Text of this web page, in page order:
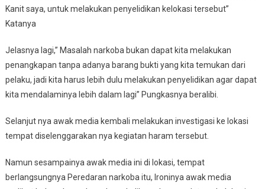
Kanit saya, untuk melakukan penyelidikan kelokasi tersebut”
Katanya
Jelasnya lagi,” Masalah narkoba bukan dapat kita melakukan
penangkapan tanpa adanya barang bukti yang kita temukan dari
pelaku, jadi kita harus lebih dulu melakukan penyelidikan agar dapat
kita mendalaminya lebih dalam lagi” Pungkasnya beralibi.
Selanjut nya awak media kembali melakukan investigasi ke lokasi
tempat diselenggarakan nya kegiatan haram tersebut.
Namun sesampainya awak media ini di lokasi, tempat
berlangsungnya Peredaran narkoba itu, Ironinya awak media